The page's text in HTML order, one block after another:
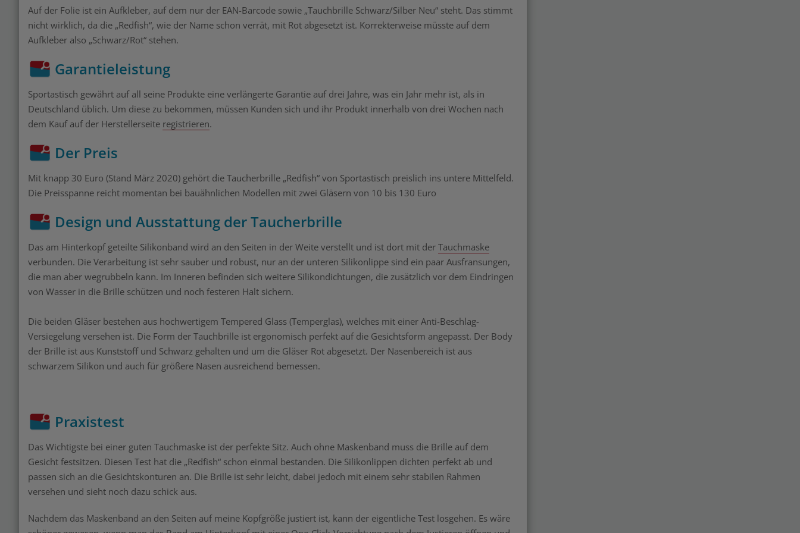
Auf der Folie ist ein Aufkleber, auf dem nur der EAN-Barcode sowie „Tauchbrille Schwarz/Silber Neu“ steht. Das stimmt
nicht wirklich, da die „Redfish“, wie der Name schon verrät, mit Rot abgesetzt ist. Korrekterweise müsste auf dem
Aufkleber also „Schwarz/Rot“ stehen.
Garantieleistung
Sportastisch gewährt auf all seine Produkte eine verlängerte Garantie auf drei Jahre, was ein Jahr mehr ist, als in
Deutschland üblich. Um diese zu bekommen, müssen Kunden sich und ihr Produkt innerhalb von drei Wochen nach
dem Kauf auf der Herstellerseite registrieren.
Der Preis
Mit knapp 30 Euro (Stand März 2020) gehört die Taucherbrille „Redfish“ von Sportastisch preislich ins untere Mittelfeld.
Die Preisspanne reicht momentan bei bauähnlichen Modellen mit zwei Gläsern von 10 bis 130 Euro
Design und Ausstattung der Taucherbrille
Das am Hinterkopf geteilte Silikonband wird an den Seiten in der Weite verstellt und ist dort mit der Tauchmaske
verbunden. Die Verarbeitung ist sehr sauber und robust, nur an der unteren Silikonlippe sind ein paar Ausfransungen,
die man aber wegrubbeln kann. Im Inneren befinden sich weitere Silikondichtungen, die zusätzlich vor dem Eindringen
von Wasser in die Brille schützen und noch festeren Halt sichern.
Die beiden Gläser bestehen aus hochwertigem Tempered Glass (Temperglas), welches mit einer Anti-Beschlag-
Versiegelung versehen ist. Die Form der Tauchbrille ist ergonomisch perfekt auf die Gesichtsform angepasst. Der Body
der Brille ist aus Kunststoff und Schwarz gehalten und um die Gläser Rot abgesetzt. Der Nasenbereich ist aus
schwarzem Silikon und auch für größere Nasen ausreichend bemessen.
Praxistest
Das Wichtigste bei einer guten Tauchmaske ist der perfekte Sitz. Auch ohne Maskenband muss die Brille auf dem
Gesicht festsitzen. Diesen Test hat die „Redfish“ schon einmal bestanden. Die Silikonlippen dichten perfekt ab und
passen sich an die Gesichtskonturen an. Die Brille ist sehr leicht, dabei jedoch mit einem sehr stabilen Rahmen
versehen und sieht noch dazu schick aus.
Nachdem das Maskenband an den Seiten auf meine Kopfgröße justiert ist, kann der eigentliche Test losgehen. Es wäre